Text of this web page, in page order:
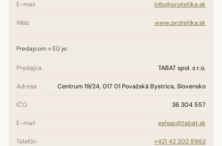
E-mail info@protetika.sk
Web www.protetika.sk
Predajcom v EÚ je:
Predajca TABAT spol. s r.o.
Adresa Centrum 19/24, 017 01 Považská Bystrica, Slovensko
IČO 36 304 557
E-mail eshop@tabat.sk
Telefón +421 42 202 8963